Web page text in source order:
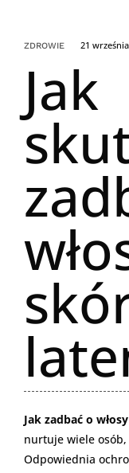
ZDROWIE 21
Jak
Jak zadbać o
nurtuje wiele osób,
Odpowiednia